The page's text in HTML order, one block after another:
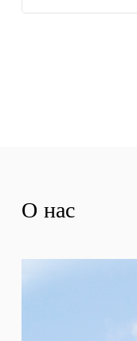
О нас